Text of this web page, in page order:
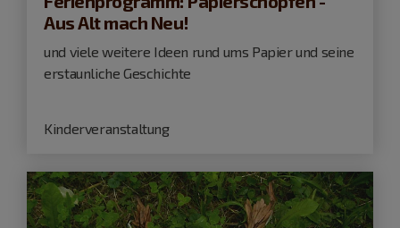
Aus Alt mach Neu!
und viele weitere Ideen rund ums Papier und seine
erstaunliche Geschichte
Kinderveranstaltung